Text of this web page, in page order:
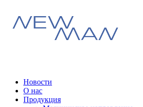
Новости
О нас
Продукция